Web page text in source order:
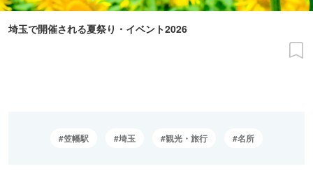
埼玉で開催される夏祭り・イベント2026
笠幡駅 埼玉 観光・旅行 名所